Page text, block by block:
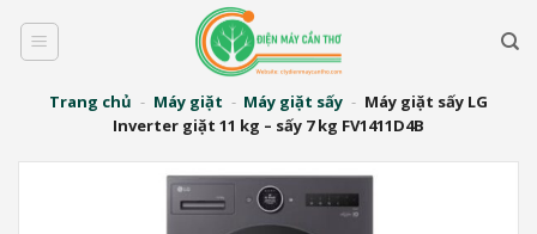
qua
Trang chủ - Máy giặt - Máy giặt sấy - Máy giặt sấy LG
Inverter giặt 11 kg – sấy 7 kg FV1411D4B